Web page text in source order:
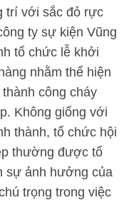
trí với sắc đỏ rực
ty sự kiện Vũng
tổ chức lễ khởi
nhằm thể hiện
công cháy
Không giống với
thành, tổ chức hội
thường được tổ
sự ảnh hưởng của
trọng trong việc